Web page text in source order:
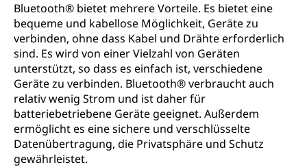
Bluetooth® bietet mehrere Vorteile. Es bietet eine
bequeme und kabellose Möglichkeit, Geräte zu
verbinden, ohne dass Kabel und Drähte erforderlich
sind. Es wird von einer Vielzahl von Geräten
unterstützt, so dass es einfach ist, verschiedene
Geräte zu verbinden. Bluetooth® verbraucht auch
relativ wenig Strom und ist daher für
batteriebetriebene Geräte geeignet. Außerdem
ermöglicht es eine sichere und verschlüsselte
Datenübertragung, die Privatsphäre und Schutz
gewährleistet.